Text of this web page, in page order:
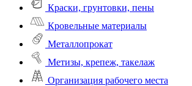
Краски, грунтовки, пены
Кровельные материалы
Металлопрокат
Метизы, крепеж, такелаж
Организация рабочего места